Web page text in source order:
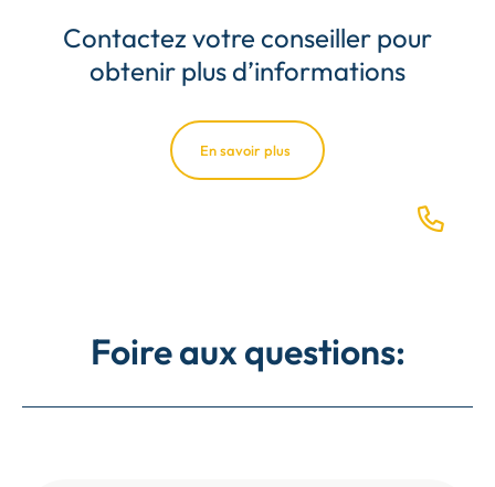
Contactez votre conseiller pour
obtenir plus d’informations
En savoir plus
Foire aux questions: